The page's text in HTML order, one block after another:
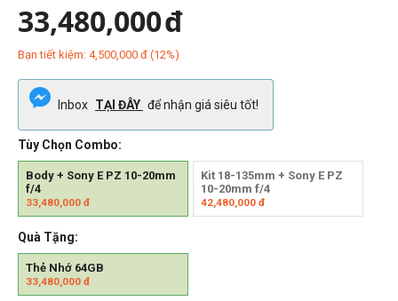
33,480,000đ
Bạn tiết kiệm: 4,500,000 đ (12%)
Inbox TẠI ĐÂY để nhận giá siêu tốt!
Tùy Chọn Combo:
Body + Sony E PZ 10-20mm
f/4
33,480,000 đ
Kit 18-135mm + Sony E PZ
10-20mm f/4
42,480,000đ
Quà Tặng:
Thẻ Nhớ 64GB
33,480,000 đ